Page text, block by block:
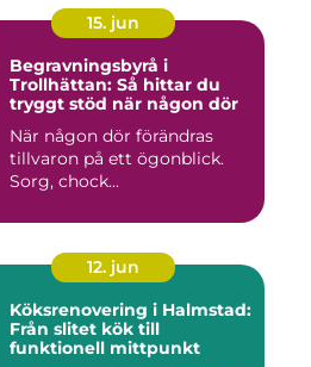
15. jun
Begravningsbyrå i
Trollhättan: Så hittar du
tryggt stöd när någon dör
När någon dör förändras
tillvaron på ett ögonblick.
Sorg, chock...
12. jun
Köksrenovering i Halmstad:
Från slitet kök till
funktionell mittpunkt